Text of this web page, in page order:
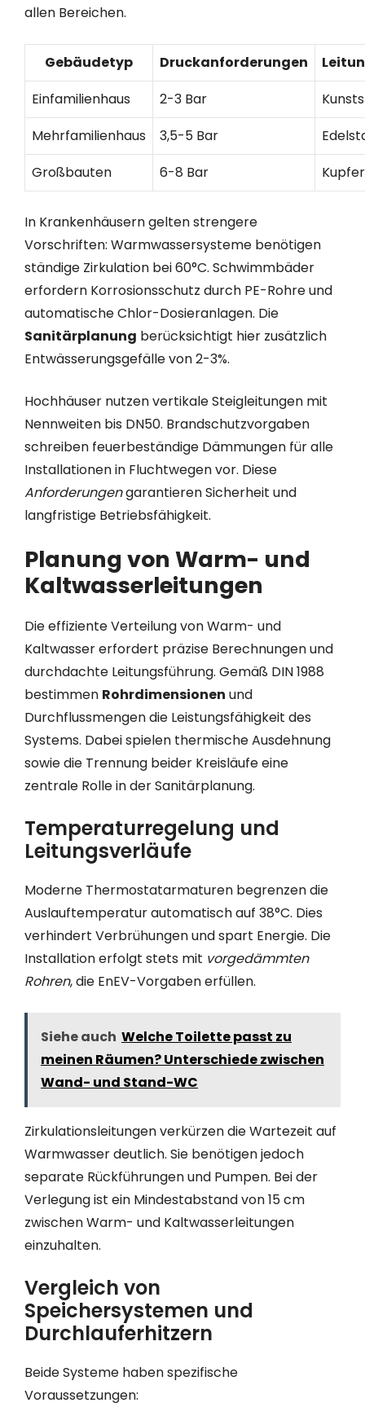
allen Bereichen.
Gebäudetyp Druckanforderungen
Einfamilienhaus
2-3 Bar
Mehrfamilienhaus
3,5-5 Bar
Großbauten
6-8 Bar
In Krankenhäusern gelten strengere
Vorschriften: Warmwassersysteme benötigen
ständige Zirkulation bei 60°C. Schwimmbäder
erfordern Korrosionsschutz durch PE-Rohre und
automatische Chlor-Dosieranlagen. Die
Sanitärplanung berücksichtigt hier zusätzlich
Entwässerungsgefälle von 2-3%.
Hochhäuser nutzen vertikale Steigleitungen mit
Nennweiten bis DN50. Brandschutzvorgaben
schreiben feuerbeständige Dämmungen für alle
Installationen in Fluchtwegen vor. Diese
Anforderungengarantieren Sicherheit und
langfristige Betriebsfähigkeit.
Planung von Warm- und
Kaltwasserleitungen
Die effiziente Verteilung von Warm- und
Kaltwasser erfordert präzise Berechnungen und
durchdachte Leitungsführung. Gemäß DIN 1988
bestimmen Rohrdimensionen und
Durchflussmengen die Leistungsfähigkeit des
Systems. Dabei spielen thermische Ausdehnung
sowie die Trennung beider Kreisläufe eine
zentrale Rolle in der Sanitärplanung.
Temperaturregelung und
Leitungsverläufe
Moderne Thermostatarmaturen begrenzen die
Auslauftemperatur automatisch auf 38°C. Dies
verhindert Verbrühungen und spart Energie. Die
Installation erfolgt stets mit vorgedämmten
Rohren, die EnEV-Vorgaben erfüllen.
Siehe auch Welche Toilette passt zu
meinen Räumen? Unterschiede zwischen
Wand- und Stand-WC
Zirkulationsleitungen verkürzen die Wartezeit auf
Warmwasser deutlich. Sie benötigen jedoch
separate Rückführungen und Pumpen. Bei der
Verlegung ist ein Mindestabstand von 15 cm
zwischen Warm- und Kaltwasserleitungen
einzuhalten.
Vergleich von
Speichersystemen und
Durchlauferhitzern
Beide Systeme haben spezifische
Voraussetzungen: